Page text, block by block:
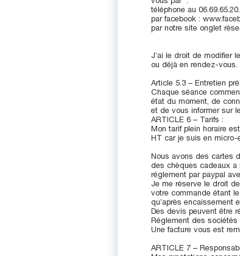
téléphone au
par facebook :
par notre site onglet
J’ai le droit de modifier
ou déjà en rendez-vous.
Article 5.3 – Entretien
Chaque séance
état du moment, de
et de vous informer sur
ARTICLE 6 – Tarifs :
Mon tarif plein horaire
HT car je suis en micro-
Nous avons des cartes
des chèques cadeaux a
réglement par paypal
Je me réserve le droit
votre commande étant
qu’après encaissement
Des devis peuvent être
Réglement des sociétés
Une facture vous est
ARTICLE 7 –